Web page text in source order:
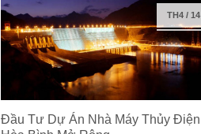
TH4 / 14
Đầu Tư Dự Án Nhà Máy Thủy Điện